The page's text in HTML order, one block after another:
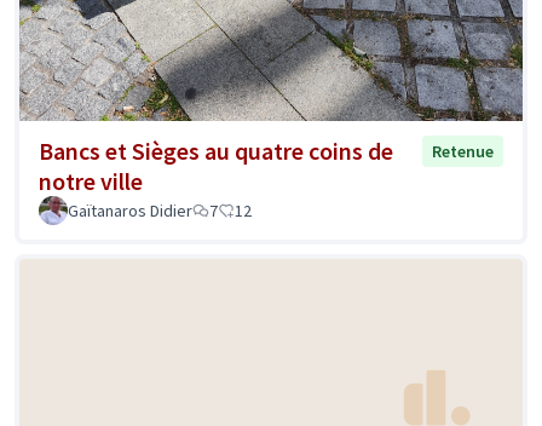
Bancs et Sièges au quatre coins de
notre ville
Retenue
Gaïtanaros Didier 7 12